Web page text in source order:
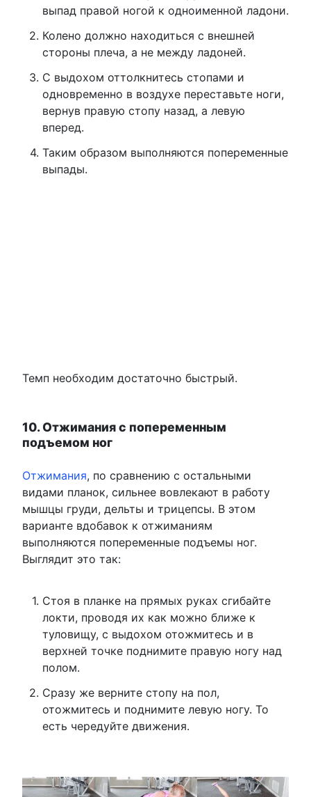
выпад правой ногой к одноименной ладони.
Колено должно находиться с внешней
стороны плеча, а не между ладоней.
С выдохом оттолкнитесь стопами и
одновременно в воздухе переставьте ноги,
вернув правую стопу назад, а левую
вперед.
Таким образом выполняются попеременные
выпады.
Темп необходим достаточно быстрый.
10. Отжимания с попеременным
подъемом ног
Отжимания, по сравнению с остальными
видами планок, сильнее вовлекают в работу
мышцы груди, дельты и трицепсы. В этом
варианте вдобавок к отжиманиям
выполняются попеременные подъемы ног.
Выглядит это так:
Стоя в планке на прямых руках сгибайте
локти, проводя их как можно ближе к
туловищу, с выдохом отожмитесь и в
верхней точке поднимите правую ногу над
полом.
Сразу же верните стопу на пол,
отожмитесь и поднимите левую ногу. То
есть чередуйте движения.